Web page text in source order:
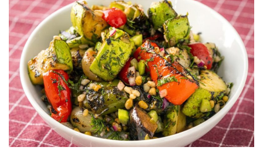
r
e
-
p
o
s
t
a
g
ö
n